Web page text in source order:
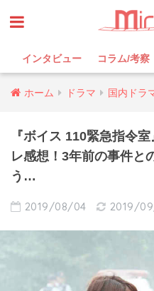
インタビュー コラム/考察
ホーム ドラマ 国内ドラ
『ボイス 110緊急指令
レ感想！3年前の事件と
う…
2019/08/04 2019/